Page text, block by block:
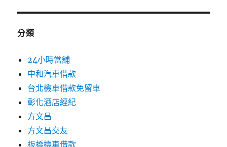
分類
24小時當舖
中和汽車借款
台北機車借款免留車
彰化酒店經紀
方文昌
方文昌交友
板橋機車借款